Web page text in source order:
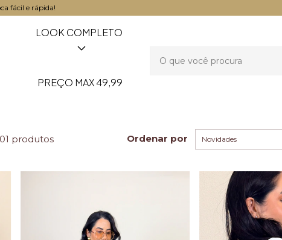
em cada compra!
LOOK COMPLETO
PREÇO MAX 49,99
produtos Ordenar por